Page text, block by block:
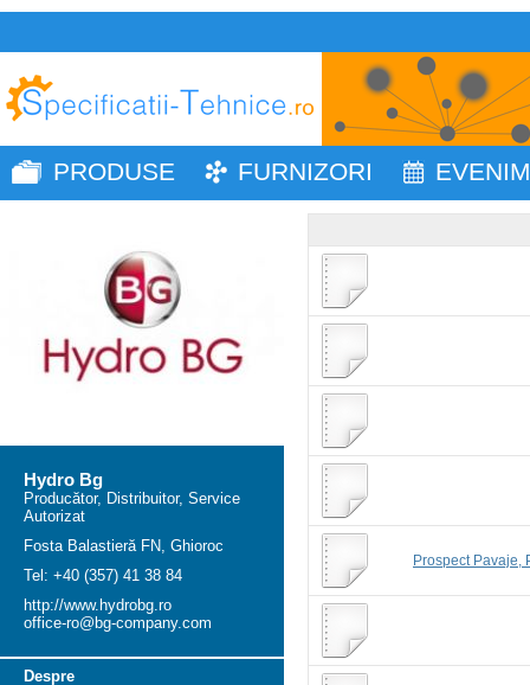
PRODUSE FURNIZORI
Hydro Bg
Producător, Distribuitor, Service
Autorizat
Fosta Balastieră FN, Ghioroc
Tel: +40 (357) 41 38 84
http://www.hydrobg.ro
office-ro@bg-company.com
Despre
Prospect Pavaje,